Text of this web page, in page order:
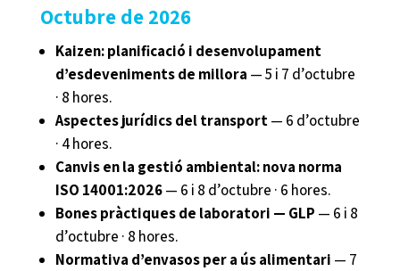
Octubre de 2026
Kaizen: planificació i desenvolupament
d’esdeveniments de millora — 5 i 7 d’octubre
· 8 hores.
Aspectes jurídics del transport— 6 d’octubre
· 4 hores.
Canvis en la gestió ambiental: nova norma
ISO 14001:2026— 6 i 8 d’octubre · 6 hores.
Bones pràctiques de laboratori — GLP — 6 i 8
d’octubre · 8 hores.
Normativa d’envasos per a ús alimentari — 7